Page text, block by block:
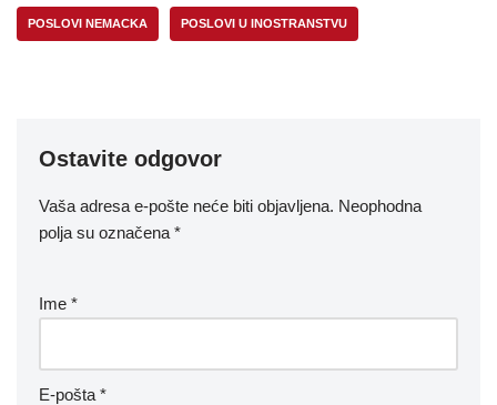
POSLOVI NEMACKA POSLOVI U INOSTRANSTVU
Ostavite odgovor
Vaša adresa e-pošte neće biti objavljena. Neophodna
polja su označena *
Ime *
E-pošta *